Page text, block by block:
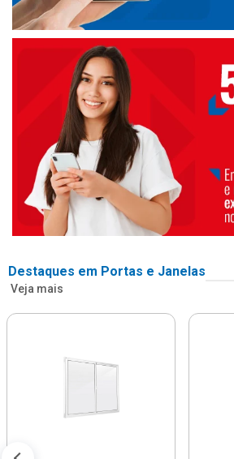
Destaques em Portas e Janelas
Veja mais